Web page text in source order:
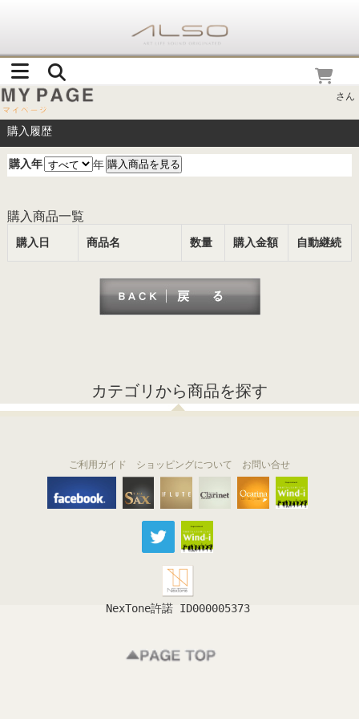
さん
購入履歴
購入年 年
購入商品一覧
購入日 商品名 数量 購入金額 自動継続
カテゴリから商品を探す
THE SAX The Clarinet
Ocarina
ご利用ガイド ショッピングについて お問い合せ
NexTone許諾 ID000005373